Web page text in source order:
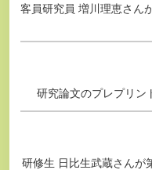
客員研究員 増川理恵さん
研究論文のプレプリン
研修生 日比生武蔵さんが